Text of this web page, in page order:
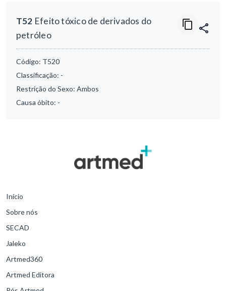
T52 Efeito tóxico de derivados do
petróleo
Código: T520
Classificação: -
Restrição do Sexo: Ambos
Causa óbito: -
Início
Sobre nós
SECAD
Jaleko
Artmed360
Artmed Editora